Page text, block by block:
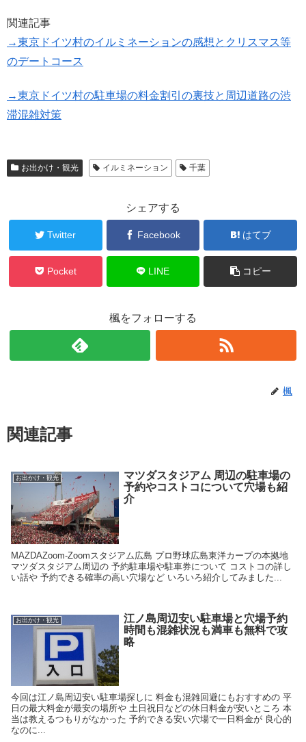
関連記事
→東京ドイツ村のイルミネーションの感想とクリスマス等
のデートコース
→東京ドイツ村の駐車場の料金割引の裏技と周辺道路の渋
滞混雑対策
お出かけ・観光 イルミネーション 千葉
シェアする
Twitter Facebook はてブ
Pocket LINE コピー
楓をフォローする
楓
関連記事
お出かけ・観光
マツダスタジアム 周辺の駐車場の
予約やコストコについて穴場も紹
介
MAZDAZoom-Zoomスタジアム広島 プロ野球広島東洋カープの本拠地
マツダスタジアム周辺の 予約駐車場や駐車券について コストコの詳し
い話や 予約できる確率の高い穴場など いろいろ紹介してみました...
お出かけ・観光
江ノ島周辺安い駐車場と穴場予約
時間も混雑状況も満車も無料で攻
略
今回は江ノ島周辺安い駐車場探しに 料金も混雑回避にもおすすめの 平
日の最大料金が最安の場所や 土日祝日などの休日料金が安いところ 本
当は教えるつもりがなかった 予約できる安い穴場で一日料金が 良心的
なのに...